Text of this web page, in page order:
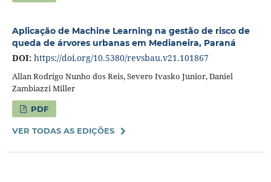
Aplicação de Machine Learning na gestão de risco de
queda de árvores urbanas em Medianeira, Paraná
DOI: https://doi.org/10.5380/revsbau.v21.101867
Allan Rodrigo Nunho dos Reis, Severo Ivasko Junior, Daniel
Zambiazzi Miller
PDF
VER TODAS AS EDIÇÕES